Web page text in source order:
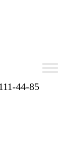
44-85